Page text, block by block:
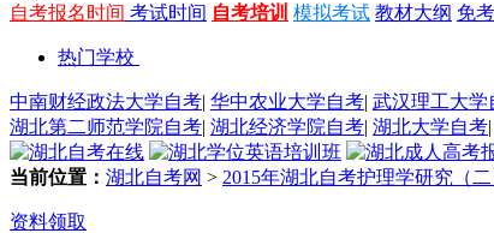
自考报名时间 考试时间 自考培训 模拟考试 教材大纲 免
热门学校
中南财经政法大学自考| 华中农业大学自考| 武汉理工大学
湖北第二师范学院自考| 湖北经济学院自考| 湖北大学自考|
当前位置： 湖北自考网 > 2015年湖北自考护理学研究（
资料领取